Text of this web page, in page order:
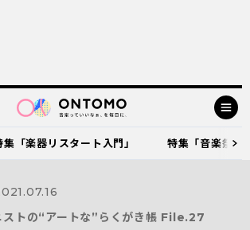
集「楽器リスタート入門」 特集「音楽祭
ストの“アートな”らくがき帳 File.27